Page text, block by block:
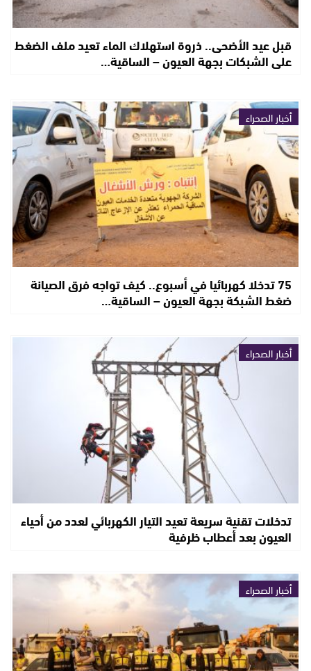
قبل عيد الأضحى.. ذروة استهلاك الماء تعيد ملف الضغط
على الشبكات بجهة العيون – الساقية…
أخبار الصحراء
75 تدخلا كهربائيا في أسبوع.. كيف تواجه فرق الصيانة
ضغط الشبكة بجهة العيون – الساقية…
أخبار الصحراء
تدخلات تقنية سريعة تعيد التيار الكهربائي لعدد من أحياء
العيون بعد أعطاب ظرفية
أخبار الصحراء